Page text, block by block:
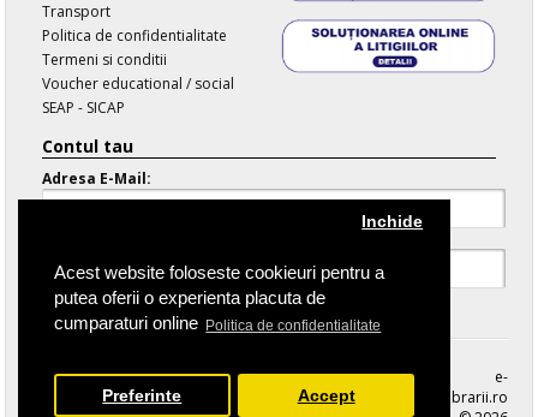
Acest website foloseste cookieuri pentru a
putea oferii o experienta placuta de
cumparaturi online Politica de confidentialitate
Inchide
Preferinte Accept
Transport
Politica de confidentialitate
Termeni si conditii
Voucher educational / social
SEAP - SICAP
Contul tau
Adresa E-Mail:
Parola Uitata
e-
librarii.ro